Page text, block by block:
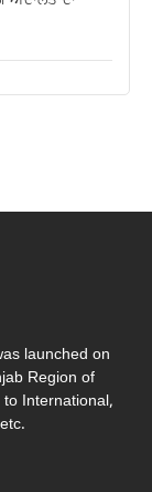
launched on
Region of
International,